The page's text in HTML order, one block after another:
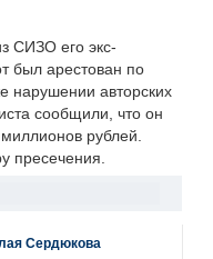
СИЗО его экс-
был арестован по
нарушении авторских
сообщили, что он
рублей.
пресечения.
Сердюкова